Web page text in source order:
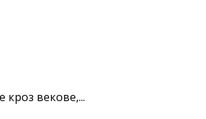
кроз векове,...